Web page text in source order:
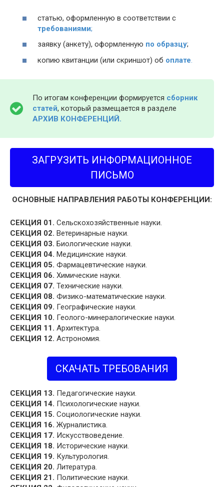
статью, оформленную в соответствии с
требованиями;
заявку (анкету), оформленную по образцу;
копию квитанции (или скриншот) об оплате.
По итогам конференции формируется сборник
статей, который размещается в разделе
АРХИВ КОНФЕРЕНЦИЙ.
ЗАГРУЗИТЬ ИНФОРМАЦИОННОЕ
ПИСЬМО
ОСНОВНЫЕ НАПРАВЛЕНИЯ РАБОТЫ КОНФЕРЕНЦИИ:
СЕКЦИЯ 01. Сельскохозяйственные науки.
СЕКЦИЯ 02. Ветеринарные науки.
СЕКЦИЯ 03. Биологические науки.
СЕКЦИЯ 04. Медицинские науки.
СЕКЦИЯ 05. Фармацевтические науки.
СЕКЦИЯ 06. Химические науки.
СЕКЦИЯ 07. Технические науки.
СЕКЦИЯ 08. Физико-математические науки.
СЕКЦИЯ 09. Географические науки.
СЕКЦИЯ 10. Геолого-минералогические науки.
СЕКЦИЯ 11. Архитектура.
СЕКЦИЯ 12. Астрономия.
СКАЧАТЬ ТРЕБОВАНИЯ
СЕКЦИЯ 13. Педагогические науки.
СЕКЦИЯ 14. Психологические науки.
СЕКЦИЯ 15. Социологические науки.
СЕКЦИЯ 16. Журналистика.
СЕКЦИЯ 17. Искусствоведение.
СЕКЦИЯ 18. Исторические науки.
СЕКЦИЯ 19. Культурология.
СЕКЦИЯ 20. Литература.
СЕКЦИЯ 21. Политические науки.